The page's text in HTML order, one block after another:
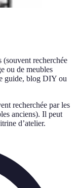
(souvent recherchée
ou de meubles
guide, blog DIY ou
recherchée par les
anciens). Il peut
d’atelier.